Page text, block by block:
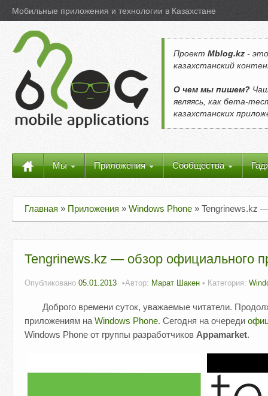
Мобильные приложения и технологии в Казахстане
Проект Mblog.kz -
казахстанский
О чем мы пишем?
являясь, как бета-
казахстанских
Мы Приложения Сообщества
Главная » Приложения » Windows Phone » Tengrinews.kz
Tengrinews.kz — обзор официального
Опубликовано 05.01.2013 Автор: Марат Шакен • Категория:
Доброго времени суток, уважаемые читатели.
приложениям на Windows Phone. Сегодня на очереди
Windows Phone от группы разработчиков Appamarket.